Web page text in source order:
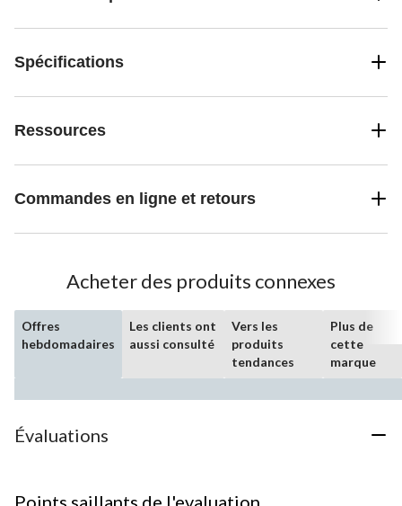
Spécifications
Ressources
Commandes en ligne et retours
Acheter des produits connexes
Offres
hebdomadaires
Les clients ont
aussi consulté
Vers les
produits
tendances
Plus de
cette
marque
Évaluations
Points saillants de l'evaluation